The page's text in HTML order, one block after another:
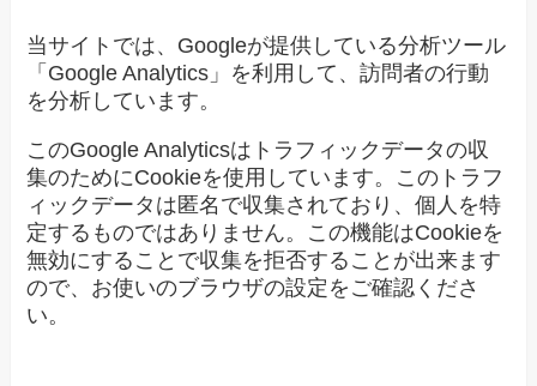
当サイトでは、Googleが提供している分析ツール
「Google Analytics」を利用して、訪問者の行動
を分析しています。
このGoogle Analyticsはトラフィックデータの収
集のためにCookieを使用しています。このトラフ
ィックデータは匿名で収集されており、個人を特
定するものではありません。この機能はCookieを
無効にすることで収集を拒否することが出来ます
ので、お使いのブラウザの設定をご確認くださ
い。